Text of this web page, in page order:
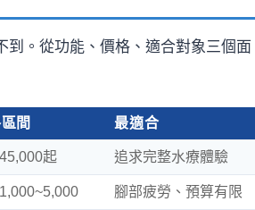
到。從功能、價格、適合對象三個面
間 最適合
起 追求完整水療體驗
腳部疲勞、預算有限